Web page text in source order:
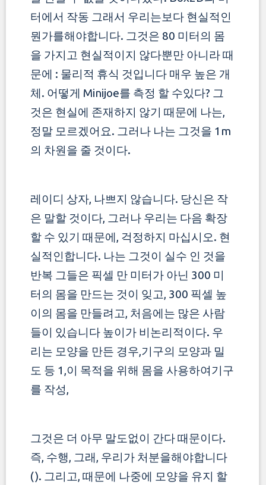
터에서 작동 그래서 우리는보다 현실적인
뭔가를해야합니다. 그것은 80 미터의 몸
을 가지고 현실적이지 않다뿐만 아니라 때
문에 : 물리적 휴식 것입니다 매우 높은 개
체. 어떻게 Minijoe를 측정 할 수있다? 그
것은 현실에 존재하지 않기 때문에 나는,
정말 모르겠어요. 그러나 나는 그것을 1m
의 차원을 줄 것이다.
레이디 상자, 나쁘지 않습니다. 당신은 작
은 말할 것이다, 그러나 우리는 다음 확장
할 수 있기 때문에, 걱정하지 마십시오. 현
실적인합니다. 나는 그것이 실수 인 것을
반복 그들은 픽셀 만 미터가 아닌 300 미
터의 몸을 만드는 것이 잊고, 300 픽셀 높
이의 몸을 만들려고, 처음에는 많은 사람
들이 있습니다 높이가 비논리적이다. 우
리는 모양을 만든 경우,기구의 모양과 밀
도 등 1,이 목적을 위해 몸을 사용하여기구
를 작성,
그것은 더 아무 말도없이 간다 때문이다.
즉, 수행, 그래, 우리가 처분을해야합니다
(). 그리고, 때문에 나중에 모양을 유지 할